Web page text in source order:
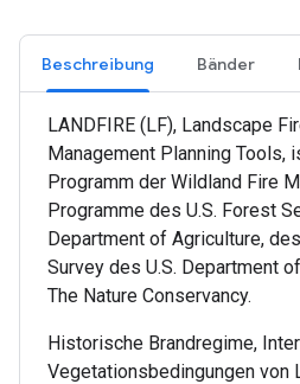
Beschreibung Bänder
LANDFIRE (LF), Landscape
Management Planning Tools,
Programm der Wildland Fire
Programme des U.S. Forest
Department of Agriculture,
Survey des U.S. Department
The Nature Conservancy.
Historische Brandregime,
Vegetationsbedingungen von